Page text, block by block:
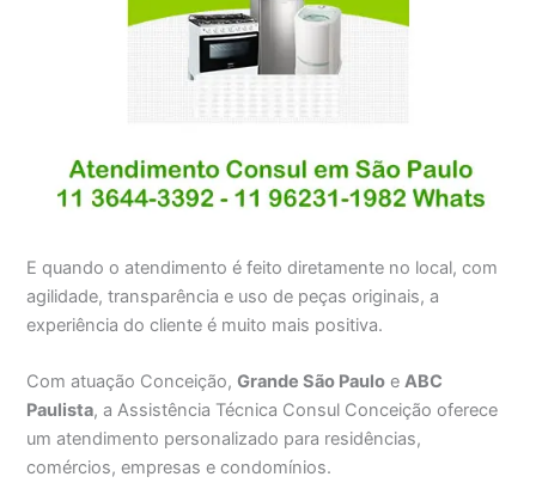
E quando o atendimento é feito diretamente no local, com
agilidade, transparência e uso de peças originais, a
experiência do cliente é muito mais positiva.
Com atuação Conceição,Grande São Paulo eABC
Paulista, a Assistência Técnica Consul Conceição oferece
um atendimento personalizado para residências,
comércios, empresas e condomínios.